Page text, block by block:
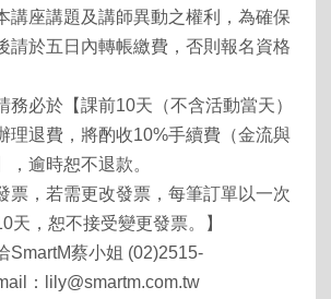
講座講題及講師異動之權利，為確保
請於五日內轉帳繳費，否則報名資格
必於【課前10天（不含活動當天）
理退費，將酌收10%手續費（金流與
，逾時恕不退款。
票，若需更改發票，每筆訂單以一次
天，恕不接受變更發票。】
SmartM蔡小姐 (02)2515-
：lily@smartm.com.tw